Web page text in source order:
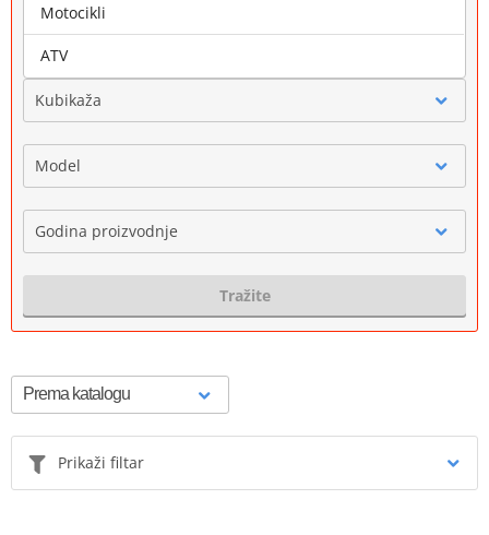
Marka
Kubikaža
Model
Godina proizvodnje
Tražite
Prikaži filtar
Motocikli
ATV